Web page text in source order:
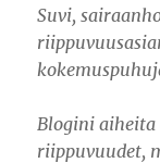
Suvi,
Blogini
riippuvuudet,